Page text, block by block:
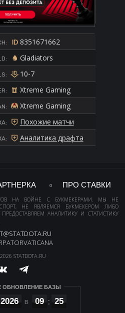
8351671662
Gladiators
10-7
Xtreme Gaming
Xtreme Gaming
Похожие матчи
Аналитика драфта
ПРО СТАВКИ
НА ВОЙНЕ С БУКМЕКЕРАМИ. МЫ НЕ
НЕ ЯВЛЯЕМСЯ БУКМЕКЕРОМ ЛИБО
АНАЛИТИКУ И СТАТИСТИКУ
STATDOTA.RU
ОБНОВЛЕНИЕ БАЗЫ
2026 09 25